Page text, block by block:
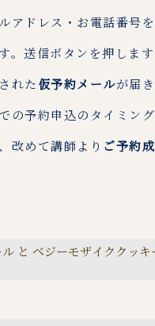
アドレス・お電話番号
。送信ボタンを押します
れた仮予約メールが届
の予約申込のタイミン
改めて講師より ご予約